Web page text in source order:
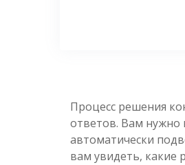
Процесс решения
ответов. Вам нужно
автоматически
вам увидеть, какие